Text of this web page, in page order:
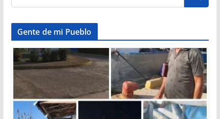
Gente de mi Pueblo